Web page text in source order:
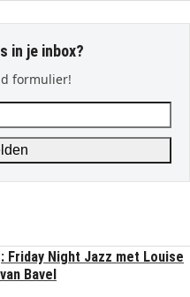
in je inbox?
formulier!
Friday Night Jazz met Louise
Bavel